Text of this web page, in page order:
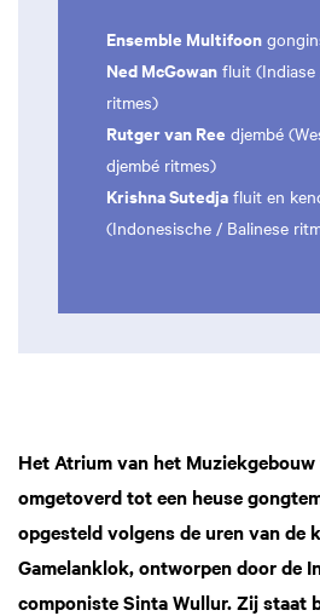
Ensemble Multifoon
Ned McGowan fluit
ritmes)
Rutger van Ree djembé
djembé ritmes)
Krishna Sutedja fluit en
(Indonesische / Balinese
Het Atrium van het
omgetoverd tot een heuse
opgesteld volgens de uren van de
Gamelanklok, ontworpen door de
componiste Sinta Wullur. Zij staat